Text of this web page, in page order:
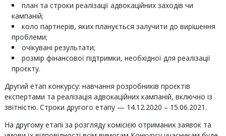
план та строки реалізації адвокаційних заходів чи
кампаній;
коло партнерів, яких планується залучити до вирішення
проблеми;
очікувані результати;
розмір фінансової підтримки, необхідної для реалізації
проєкту.
Другий етап конкурсу: навчання розробників проєктів
експертами та реалізація адвокаційних кампаній, включно із
звітністю. Строки другого етапу — 14.12.2020 – 15.06.2021.
На другому етапі за розгляду комісією отриманих заявок та